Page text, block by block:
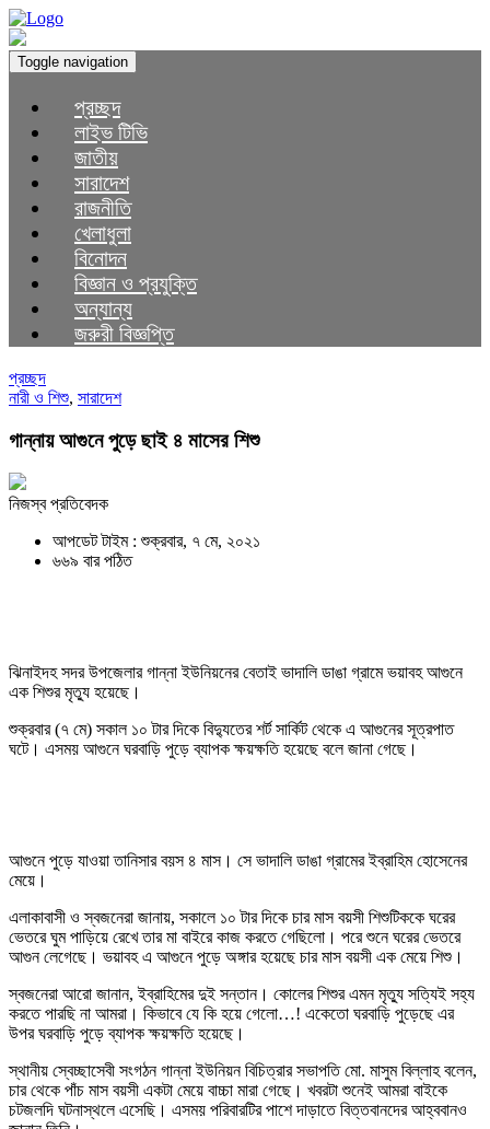
Toggle navigation
প্রচ্ছদ
লাইভ টিভি
জাতীয়
সারাদেশ
রাজনীতি
খেলাধুলা
বিনোদন
বিজ্ঞান ও প্রযুক্তি
অন্যান্য
জরুরী বিজ্ঞপ্তি
প্রচ্ছদ
নারী ও শিশু, সারাদেশ
গান্নায় আগুনে পুড়ে ছাই ৪ মাসের শিশু
নিজস্ব প্রতিবেদক
আপডেট টাইম : শুক্রবার, ৭ মে, ২০২১
৬৬৯ বার পঠিত
ঝিনাইদহ সদর উপজেলার গান্না ইউনিয়নের বেতাই ভাদালি ডাঙা গ্রামে ভয়াবহ আগুনে
এক শিশুর মৃত্যু হয়েছে।
শুক্রবার (৭ মে) সকাল ১০ টার দিকে বিদ্যুতের শর্ট সার্কিট থেকে এ আগুনের সূত্রপাত
ঘটে। এসময় আগুনে ঘরবাড়ি পুড়ে ব্যাপক ক্ষয়ক্ষতি হয়েছে বলে জানা গেছে।
আগুনে পুড়ে যাওয়া তানিসার বয়স ৪ মাস। সে ভাদালি ডাঙা গ্রামের ইব্রাহিম হোসেনের
মেয়ে।
এলাকাবাসী ও স্বজনেরা জানায়, সকালে ১০ টার দিকে চার মাস বয়সী শিশুটিককে ঘরের
ভেতরে ঘুম পাড়িয়ে রেখে তার মা বাইরে কাজ করতে গেছিলো। পরে শুনে ঘরের ভেতরে
আগুন লেগেছে। ভয়াবহ এ আগুনে পুড়ে অঙ্গার হয়েছে চার মাস বয়সী এক মেয়ে শিশু।
স্বজনেরা আরো জানান, ইব্রাহিমের দুই সন্তান। কোলের শিশুর এমন মৃত্যু সত্যিই সহ্য
করতে পারছি না আমরা। কিভাবে যে কি হয়ে গেলো…! একেতো ঘরবাড়ি পুড়েছে এর
উপর ঘরবাড়ি পুড়ে ব্যাপক ক্ষয়ক্ষতি হয়েছে।
স্থানীয় স্বেচ্ছাসেবী সংগঠন গান্না ইউনিয়ন বিচিত্রার সভাপতি মো. মাসুম বিল্লাহ বলেন,
চার থেকে পাঁচ মাস বয়সী একটা মেয়ে বাচ্চা মারা গেছে। খবরটা শুনেই আমরা বাইকে
চটজলদি ঘটনাস্থলে এসেছি। এসময় পরিবারটির পাশে দাড়াতে বিত্তবানদের আহ্ববানও